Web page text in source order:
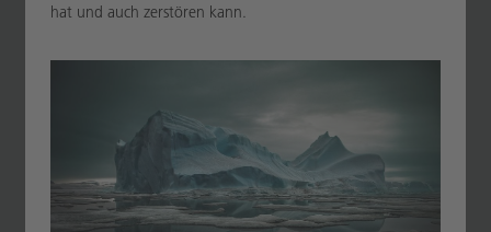
hat und auch zerstören kann.